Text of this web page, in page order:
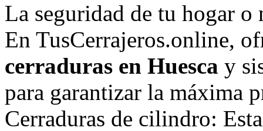
La seguridad de tu hogar o
En TusCerrajeros.online,
cerraduras en Huesca y
para garantizar la máxima
Cerraduras de cilindro: